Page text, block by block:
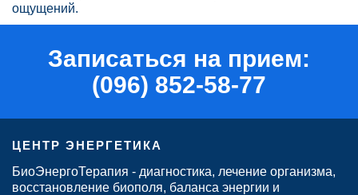
ощущений.
Записаться на прием:
(096) 852-58-77
ЦЕНТР ЭНЕРГЕТИКА
БиоЭнергоТерапия - диагностика, лечение организма,
восстановление биополя, баланса энергии и